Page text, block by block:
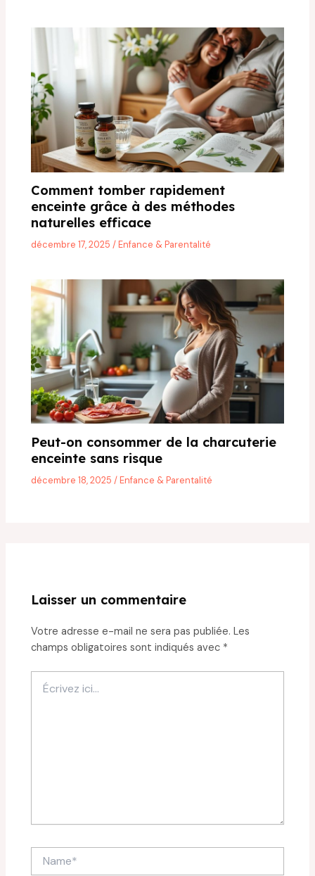
Comment tomber rapidement
enceinte grâce à des méthodes
naturelles efficace
décembre 17, 2025/Enfance & Parentalité
Peut-on consommer de la charcuterie
enceinte sans risque
décembre 18, 2025/Enfance & Parentalité
Laisser un commentaire
Votre adresse e-mail ne sera pas publiée. Les
champs obligatoires sont indiqués avec *
ici…